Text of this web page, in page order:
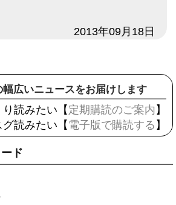
2013年09月18日
幅広いニュースをお届けします
読みたい【定期購読のご案内 】
グ読みたい【 電子版で購読する 】
ド